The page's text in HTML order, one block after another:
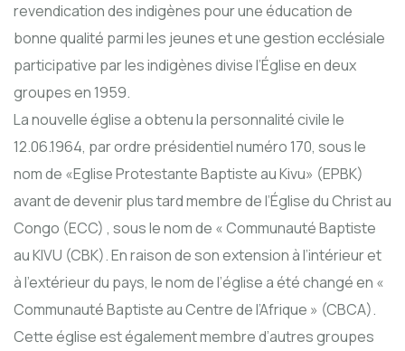
revendication des indigènes pour une éducation de
bonne qualité parmi les jeunes et une gestion ecclésiale
participative par les indigènes divise l’Église en deux
groupes en 1959.
La nouvelle église a obtenu la personnalité civile le
12.06.1964, par ordre présidentiel numéro 170, sous le
nom de «Eglise Protestante Baptiste au Kivu» (EPBK)
avant de devenir plus tard membre de l’Église du Christ au
Congo (ECC) , sous le nom de « Communauté Baptiste
au KIVU (CBK). En raison de son extension à l’intérieur et
à l’extérieur du pays, le nom de l’église a été changé en «
Communauté Baptiste au Centre de l’Afrique » (CBCA).
Cette église est également membre d’autres groupes